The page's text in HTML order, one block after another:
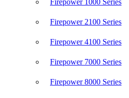
Firepower 1000 Series
Firepower 2100 Series
Firepower 4100 Series
Firepower 7000 Series
Firepower 8000 Series